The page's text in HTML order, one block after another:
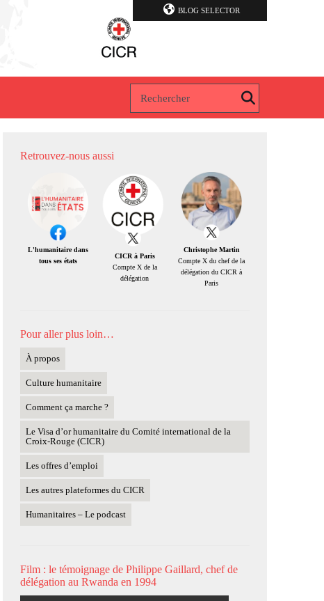
BLOG SELECTOR
Retrouvez-nous aussi
L'humanitaire dans
tous ses états
CICR à Paris
Compte X de la
délégation
Christophe Martin
Compte X du chef de la
délégation du CICR à
Paris
Pour aller plus loin…
À propos
Culture humanitaire
Comment ça marche ?
Le Visa d’or humanitaire du Comité international de la
Croix-Rouge (CICR)
Les offres d’emploi
Les autres plateformes du CICR
Humanitaires – Le podcast
Film : le témoignage de Philippe Gaillard, chef de
délégation au Rwanda en 1994